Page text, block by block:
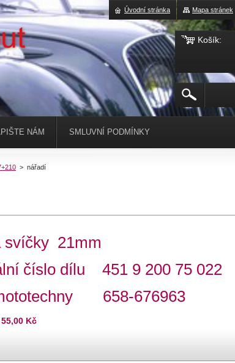
> nářadí
svíčky 21mm
číslo dílu 451 9 200 75 022
658-676963
55,00 Kč
NÁM SMLUVNÍ PODMÍNKY
Mapa stránek
Úvodní stránka
Košík: